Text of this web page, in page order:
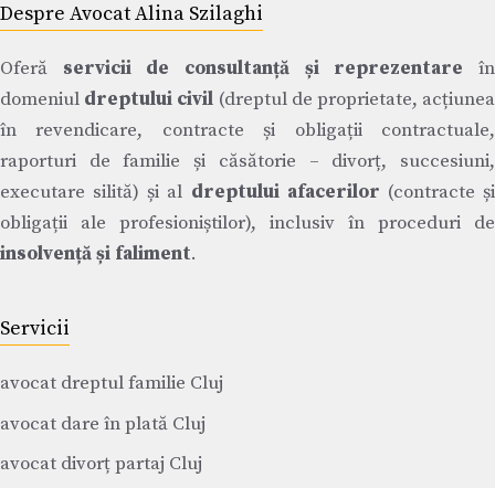
Despre Avocat Alina Szilaghi
Oferă servicii de consultanță și reprezentare în
domeniul dreptului civil (dreptul de proprietate, acțiunea
în revendicare, contracte și obligații contractuale,
raporturi de familie și căsătorie – divorț, succesiuni,
executare silită) și al dreptului afacerilor (contracte și
obligații ale profesioniștilor), inclusiv în proceduri de
insolvență și faliment.
Servicii
avocat dreptul familie Cluj
avocat dare în plată Cluj
avocat divorț partaj Cluj